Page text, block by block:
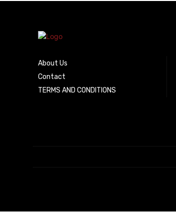
About Us
Contact
TERMS AND CONDITIONS